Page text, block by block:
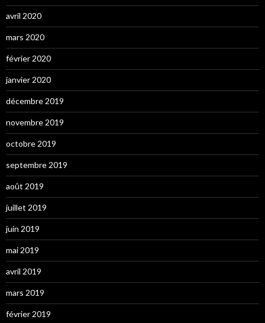
avril 2020
mars 2020
février 2020
janvier 2020
décembre 2019
novembre 2019
octobre 2019
septembre 2019
août 2019
juillet 2019
juin 2019
mai 2019
avril 2019
mars 2019
février 2019